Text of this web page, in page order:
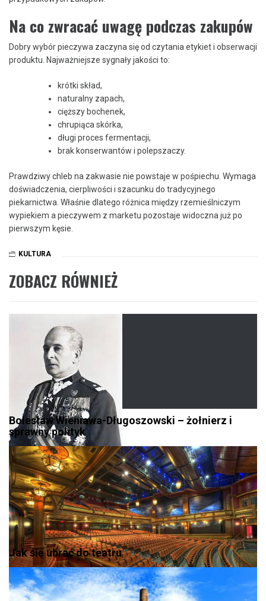
Na co zwracać uwagę podczas zakupów
Dobry wybór pieczywa zaczyna się od czytania etykiet i obserwacji
produktu. Najważniejsze sygnały jakości to:
krótki skład,
naturalny zapach,
cięższy bochenek,
chrupiąca skórka,
długi proces fermentacji,
brak konserwantów i polepszaczy.
Prawdziwy chleb na zakwasie nie powstaje w pośpiechu. Wymaga
doświadczenia, cierpliwości i szacunku do tradycyjnego
piekarnictwa. Właśnie dlatego różnica między rzemieślniczym
wypiekiem a pieczywem z marketu pozostaje widoczna już po
pierwszym kęsie.
KULTURA
ZOBACZ RÓWNIEŻ
Bolesław Wieniawa-Długoszowski – żołnierz i
sprawny polityk
Jak się ubrać do teatru